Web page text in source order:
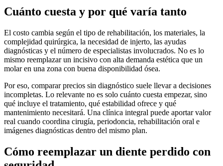
Cuánto cuesta y por qué varía tanto
El costo cambia según el tipo de rehabilitación, los materiales, la
complejidad quirúrgica, la necesidad de injerto, las ayudas
diagnósticas y el número de especialistas involucrados. No es lo
mismo reemplazar un incisivo con alta demanda estética que un
molar en una zona con buena disponibilidad ósea.
Por eso, comparar precios sin diagnóstico suele llevar a decisiones
incompletas. Lo relevante no es solo cuánto cuesta empezar, sino
qué incluye el tratamiento, qué estabilidad ofrece y qué
mantenimiento necesitará. Una clínica integral puede aportar valor
real cuando coordina cirugía, periodoncia, rehabilitación oral e
imágenes diagnósticas dentro del mismo plan.
Cómo reemplazar un diente perdido con